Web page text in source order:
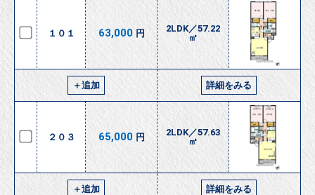
１０１ 63,000 円
2LDK／57.22
㎡
＋追加 詳細をみる
２０３ 65,000 円
2LDK／57.63
㎡
＋追加 詳細をみる